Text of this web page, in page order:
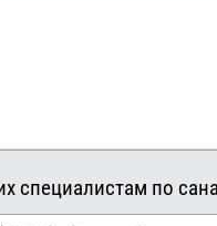
специалистам по